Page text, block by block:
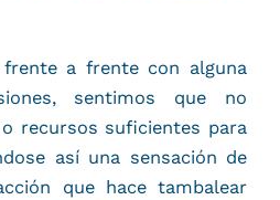
a frente con alguna
sentimos que no
recursos suficientes para
así una sensación de
que hace tambalear